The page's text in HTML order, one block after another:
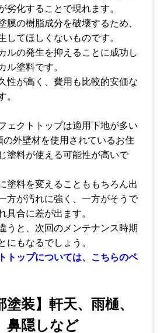
劣化することで現れます。
膜の樹脂成分を破壊するため、
してほしくないものです。
ルの発生を抑えることに成功し
ル塗料です。
性が高く、費用も比較的安価な
。
ェクトトップは適用下地が多い
外壁材を使用されているお住
塗料が使える可能性が高いで
塗料を変えることももちろん出
方が汚れに強く、一方がそうで
具合に差が出ます。
うと、次回のメンテナンス時期
にもなるでしょう。
トップについては、こちらのペ
塗装】軒天、雨樋、
鼻隠しなど